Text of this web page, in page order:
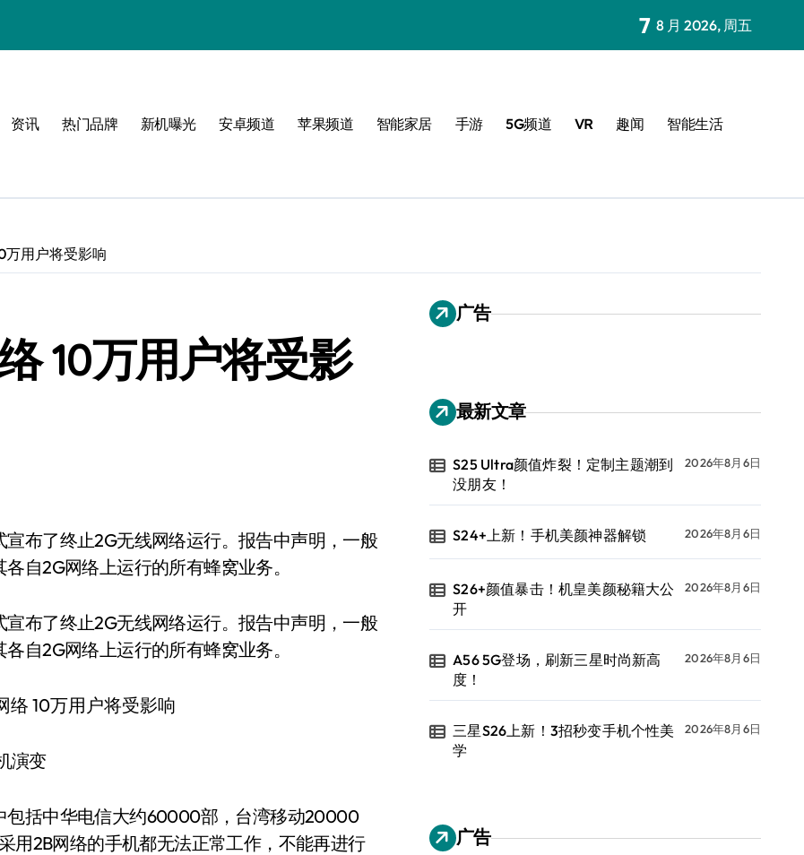
7 8 月 2026, 周五
资讯 热门品牌 新机曝光 安卓频道 苹果频道 智能家居 手游 5G频道 VR 趣闻 智能生活
万用户将受影响
10万用户将受影
自2G网络上运行的所有蜂窝业务。
布了终止2G无线网络运行。报告中声明，一般
自2G网络上运行的所有蜂窝业务。
演变
包括中华电信大约60000部，台湾移动20000
用2B网络的手机都无法正常工作，不能再进行
广告
最新文章
S25 Ultra颜值炸裂！定制主题潮到
没朋友！
2026年8月6日
S24+上新！手机美颜神器解锁 2026年8月6日
S26+颜值暴击！机皇美颜秘籍大公
开
2026年8月6日
A56 5G登场，刷新三星时尚新高
度！
2026年8月6日
三星S26上新！3招秒变手机个性美
学
2026年8月6日
广告